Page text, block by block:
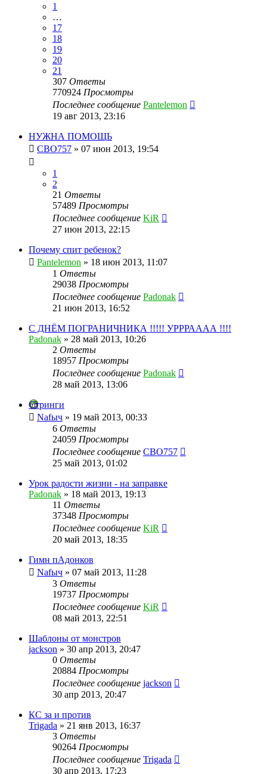
1
…
17
18
19
20
21
307 Ответы
770924 Просмотры
Последнее сообщение Pantelemon
19 авг 2013, 23:16
НУЖНА ПОМОЩЬ
CBO757 » 07 июн 2013, 19:54
1
2
21 Ответы
57489 Просмотры
Последнее сообщение KiR
27 июн 2013, 22:15
Почему спит ребенок?
Pantelemon » 18 июн 2013, 11:07
1 Ответы
29038 Просмотры
Последнее сообщение Padonak
21 июн 2013, 16:52
С ДНЁМ ПОГРАНИЧНИКА !!!!! УРРРАААА !!!!
Padonak » 28 май 2013, 10:26
2 Ответы
18957 Просмотры
Последнее сообщение Padonak
28 май 2013, 13:06
Стринги
Nafыч » 19 май 2013, 00:33
6 Ответы
24059 Просмотры
Последнее сообщение CBO757
25 май 2013, 01:02
Урок радости жизни - на заправке
Padonak » 18 май 2013, 19:13
11 Ответы
37348 Просмотры
Последнее сообщение KiR
20 май 2013, 18:35
Гимн пАдонков
Nafыч » 07 май 2013, 11:28
3 Ответы
19737 Просмотры
Последнее сообщение KiR
08 май 2013, 22:51
Шаблоны от монстров
jackson » 30 апр 2013, 20:47
0 Ответы
20884 Просмотры
Последнее сообщение jackson
30 апр 2013, 20:47
КС за и против
Trigada » 21 янв 2013, 16:37
3 Ответы
90264 Просмотры
Последнее сообщение Trigada
30 апр 2013, 17:23